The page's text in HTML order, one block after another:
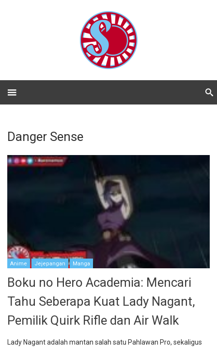
Danger Sense
Anime Jejepangan Manga
Boku no Hero Academia: Mencari
Tahu Seberapa Kuat Lady Nagant,
Pemilik Quirk Rifle dan Air Walk
Lady Nagant adalah mantan salah satu Pahlawan Pro, sekaligus